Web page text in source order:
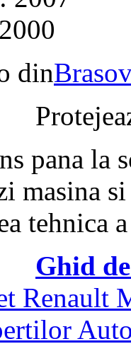
din
pana la
masina si
tehnica
Ghid
Renault